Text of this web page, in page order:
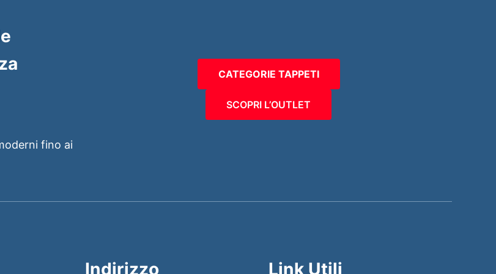
fino ai
CATEGORIE TAPPETI
SCOPRI L’OUTLET
Indirizzo Link Utili